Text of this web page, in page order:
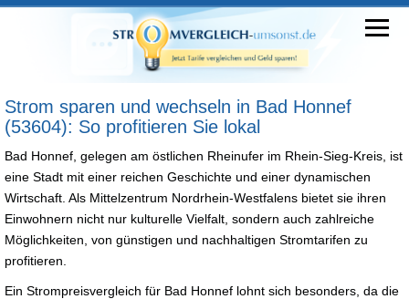
Strom sparen und wechseln in Bad Honnef
(53604): So profitieren Sie lokal
Bad Honnef, gelegen am östlichen Rheinufer im Rhein-Sieg-Kreis, ist
eine Stadt mit einer reichen Geschichte und einer dynamischen
Wirtschaft. Als Mittelzentrum Nordrhein-Westfalens bietet sie ihren
Einwohnern nicht nur kulturelle Vielfalt, sondern auch zahlreiche
Möglichkeiten, von günstigen und nachhaltigen Stromtarifen zu
profitieren.
Ein Strompreisvergleich für Bad Honnef lohnt sich besonders, da die